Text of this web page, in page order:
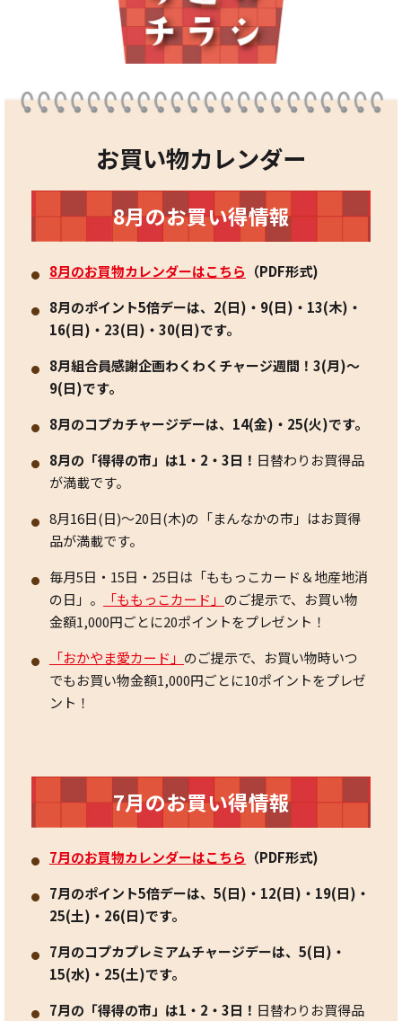
お買い物カレンダー
8月のお買い得情報
8月のお買物カレンダーはこちら （PDF形式)
8月のポイント5倍デーは、2(日)・9(日)・13(木)・
16(日)・23(日)・30(日)です。
8月組合員感謝企画わくわくチャージ週間！3(月)～
9(日)です。
8月のコプカチャージデーは、14(金)・25(火)です。
8月の「得得の市」は1・2・3日！ 日替わりお買得品
が満載です。
8月16日(日)～20日(木)の「まんなかの市」はお買得
品が満載です。
毎月5日・15日・25日は「ももっこカード＆地産地消
の日」。
「ももっこカード」 のご提示で、お買い物
金額1,000円ごとに20ポイントをプレゼント！
「おかやま愛カード」 のご提示で、お買い物時いつ
でもお買い物金額1,000円ごとに10ポイントをプレゼ
ント！
7月のお買い得情報
7月のお買物カレンダーはこちら （PDF形式)
7月のポイント5倍デーは、5(日)・12(日)・19(日)・
25(土)・26(日)です。
7月のコプカプレミアムチャージデーは、5(日)・
15(水)・25(土)です。
7月の「得得の市」は1・2・3日！ 日替わりお買得品